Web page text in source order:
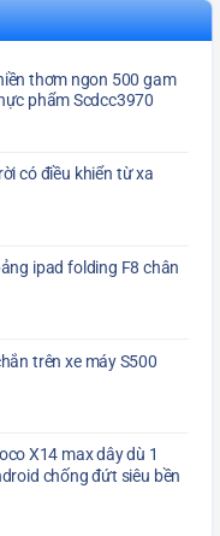
thơm ngon 500 gam
phẩm Scdcc3970
có điều khiển từ xa
ipad folding F8 chân
trên xe máy S500
X14 max dây dù 1
chống đứt siêu bền